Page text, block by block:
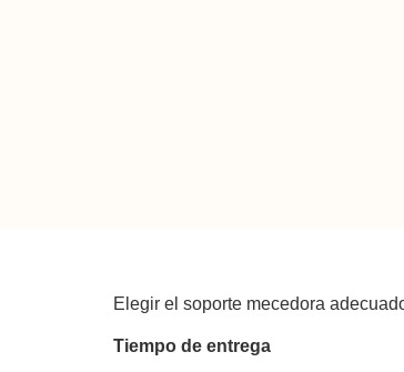
Elegir el soporte mecedora
Tiempo de entrega